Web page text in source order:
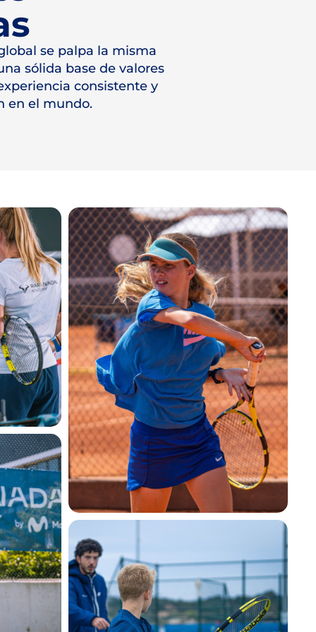
se palpa la misma
sólida base de valores
consistente y
en el mundo.